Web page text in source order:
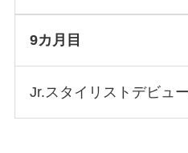
9カ月目
Jr.スタイリストデビュ